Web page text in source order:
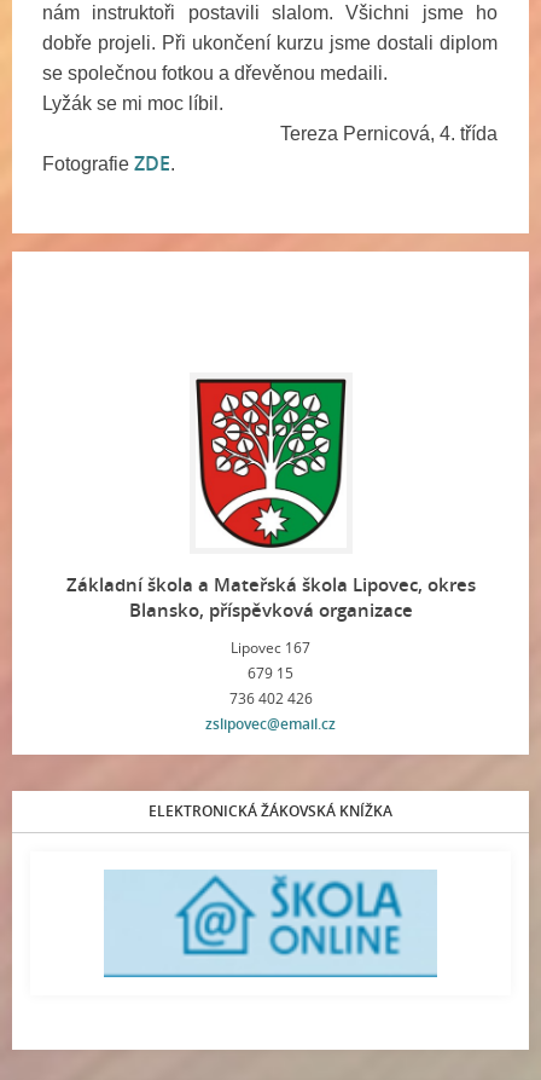
nám instruktoři postavili slalom. Všichni jsme ho
dobře projeli. Při ukončení kurzu jsme dostali diplom
se společnou fotkou a dřevěnou medaili.
Lyžák se mi moc líbil.
Tereza Pernicová, 4. třída
Fotografie ZDE.
Základní škola a Mateřská škola Lipovec, okres
Blansko, příspěvková organizace
Lipovec 167
679 15
736 402 426
zslipovec@email.cz
ELEKTRONICKÁ ŽÁKOVSKÁ KNÍŽKA